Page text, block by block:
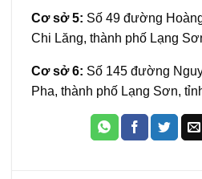
Cơ sở 5: Số 49 đường
Chi Lăng, thành phố Lạng
Cơ sở 6: Số 145 đường
Pha, thành phố Lạng Sơn,